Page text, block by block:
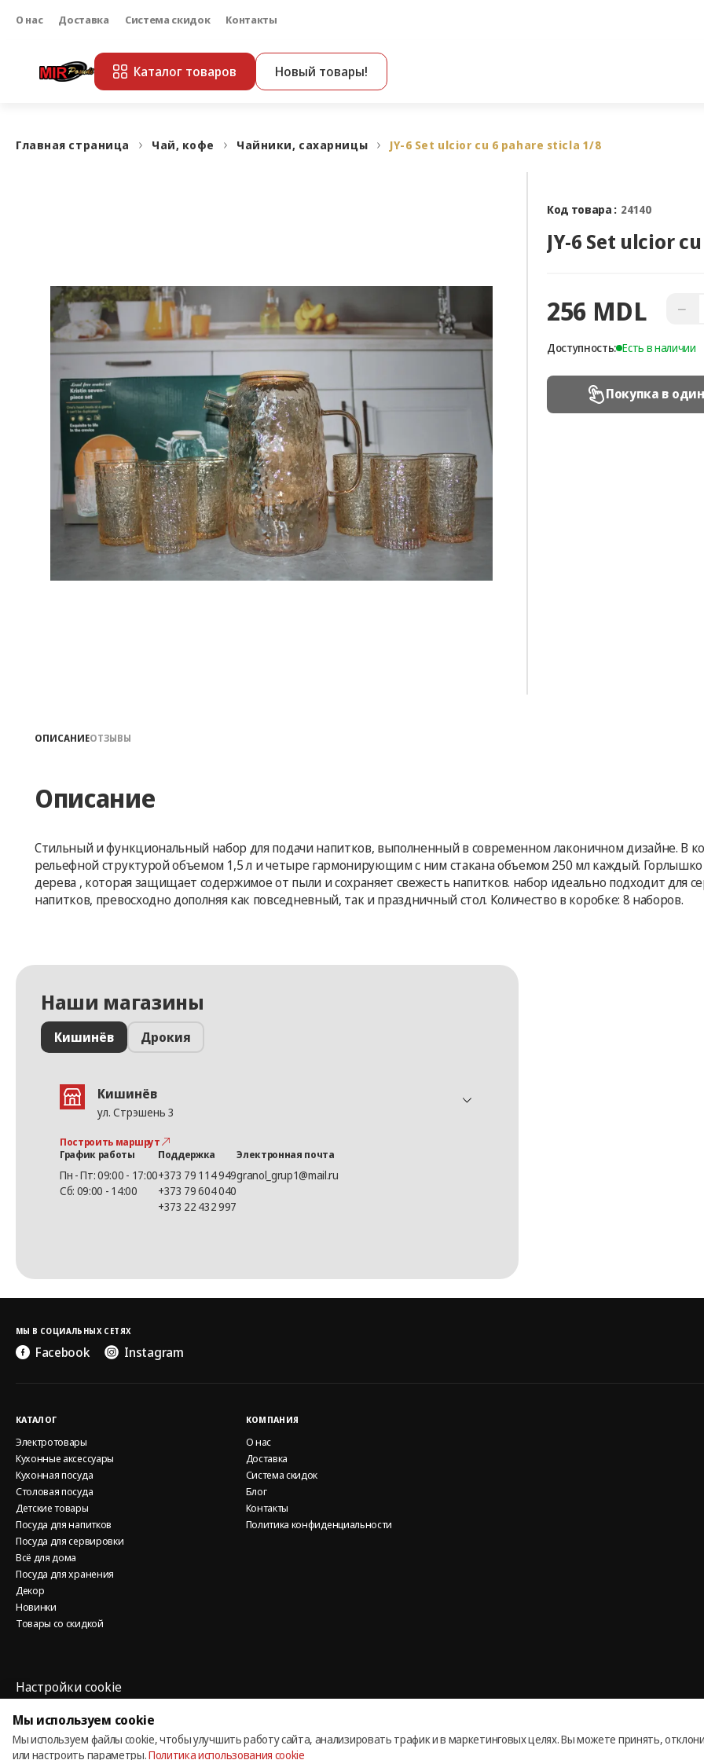
О нас Доставка Система скидок Контакты
Каталог товаров Новый товары!
Главная страница Чай, кофе Чайники, сахарницы JY-6 Set ulcior cu 6 pahare sticla 1/8
Код товара : 24140
JY-6 Set ulcior
256 MDL −
Доступность: Есть в наличии
Покупка в
ОПИСАНИЕОТЗЫВЫ
Описание
Стильный и функциональный набор для подачи напитков, выполненный в современном лаконичном дизайне. В
рельефной структурой объемом 1,5 л и четыре гармонирующим с ним стакана объемом 250 мл каждый.
дерева , которая защищает содержимое от пыли и сохраняет свежесть напитков. набор идеально подходит для
напитков, превосходно дополняя как повседневный, так и праздничный стол. Количество в коробке: 8 наборов.
Наши магазины
Кишинёв Дрокия
Кишинёв
ул. Стрэшень 3
Построить маршрут
График работы
Пн - Пт: 09:00 - 17:00
Сб: 09:00 - 14:00
Поддержка
+373 79 114 949
+373 79 604 040
+373 22 432 997
Электронная почта
granol_grup1@mail.ru
МЫ В СОЦИАЛЬНЫХ СЕТЯХ
Facebook Instagram
КАТАЛОГ
Электротовары
Кухонные аксессуары
Кухонная посуда
Столовая посуда
Детские товары
Посуда для напитков
Посуда для сервировки
Всё для дома
Посуда для хранения
Декор
Новинки
Товары со скидкой
КОМПАНИЯ
О нас
Доставка
Система скидок
Блог
Контакты
Политика конфиденциальности
Настройки cookie
© 2013 – 2026 ECOM
Мы используем cookie
Мы используем файлы cookie, чтобы улучшить работу сайта, анализировать трафик и в маркетинговых целях. Вы можете принять,
или настроить параметры.Политика использования cookie